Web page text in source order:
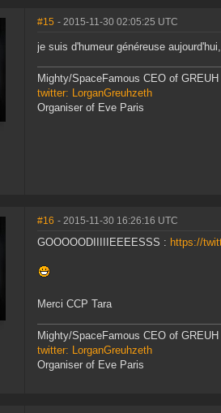
#15 - 2015-11-30 02:05:25 UTC
je suis d'humeur généreuse
Mighty/SpaceFamous CEO of
twitter: LorganGreuhzeth
Organiser of Eve Paris
#16 - 2015-11-30 16:26:16 UTC
GOOOOODIIIIIEEEESSS : https://
Merci CCP Tara
Mighty/SpaceFamous CEO of
twitter: LorganGreuhzeth
Organiser of Eve Paris